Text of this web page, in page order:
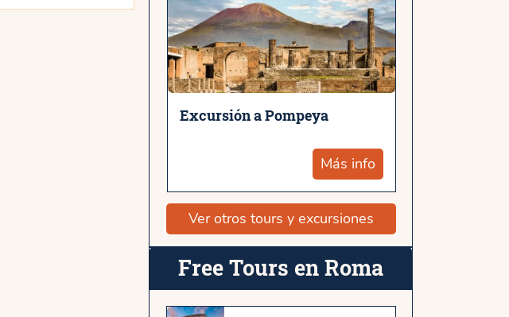
Excursión a Pompeya
Más info
Ver otros tours y excursiones
Free Tours en Roma